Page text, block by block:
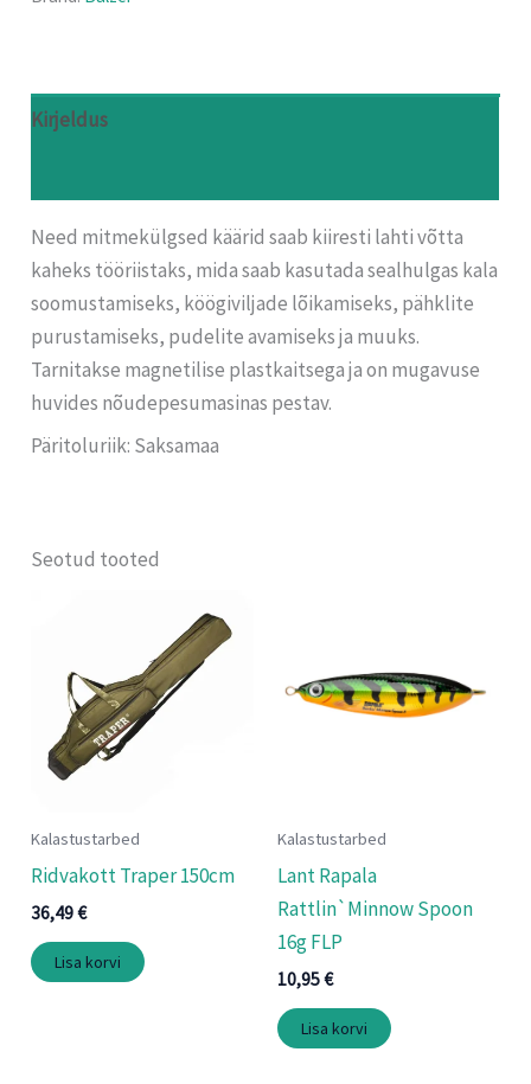
Kirjeldus
Need mitmekülgsed käärid saab kiiresti lahti võtta
kaheks tööriistaks, mida saab kasutada sealhulgas kala
soomustamiseks, köögiviljade lõikamiseks, pähklite
purustamiseks, pudelite avamiseks ja muuks.
Tarnitakse magnetilise plastkaitsega ja on mugavuse
huvides nõudepesumasinas pestav.
Päritoluriik: Saksamaa
Seotud tooted
Kalastustarbed
Ridvakott Traper 150cm
36,49€
Lisa korvi
Kalastustarbed
Lant Rapala
Rattlin`Minnow Spoon
16g FLP
10,95€
Lisa korvi